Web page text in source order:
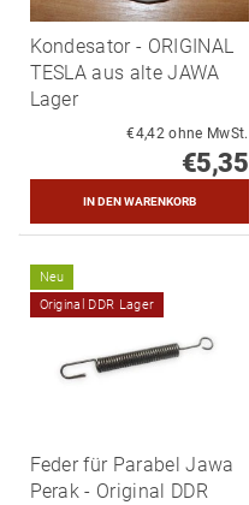
Kondesator - ORIGINAL
TESLA aus alte JAWA
Lager
€4,42 ohne MwSt.
€5,35
Neu
Original DDR Lager
Feder für Parabel Jawa
Perak - Original DDR